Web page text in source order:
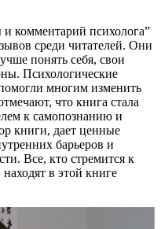
комментарий психолога”
среди читателей. Они
понять себя, свои
Психологические
многим изменить
что книга стала
к самопознанию и
книги, дает ценные
барьеров и
Все, кто стремится к
в этой книге